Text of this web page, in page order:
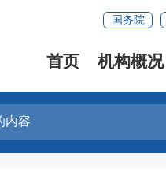
国务院
首页 机构概况